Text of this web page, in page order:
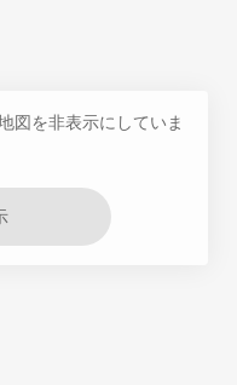
図を非表示にしていま